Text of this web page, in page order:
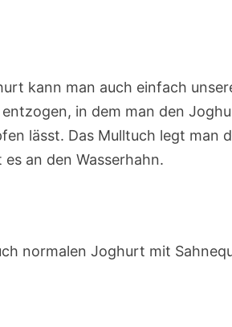
kann man auch einfach
in dem man den
lässt. Das Mulltuch legt man
an den Wasserhahn.
normalen Joghurt mit